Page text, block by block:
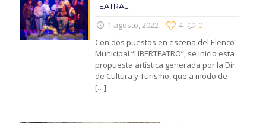
TEATRAL
1 agosto, 2022 0
4
Con dos puestas en escena del Elenco
Municipal “LIBERTEATRO”, se inicio esta
propuesta artística generada por la Dir.
de Cultura y Turismo, que a modo de
[…]